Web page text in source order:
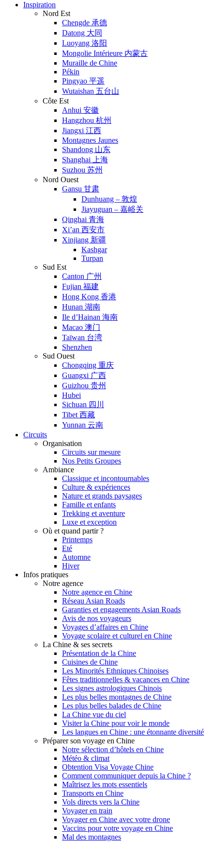
Inspiration
Nord Est
Chengde 承德
Datong 大同
Luoyang 洛阳
Mongolie Intérieure 内蒙古
Muraille de Chine
Pékin
Pingyao 平遥
Wutaishan 五台山
Côte Est
Anhui 安徽
Hangzhou 杭州
Jiangxi 江西
Montagnes Jaunes
Shandong 山东
Shanghai 上海
Suzhou 苏州
Nord Ouest
Gansu 甘肃
Dunhuang – 敦煌
Jiayuguan – 嘉峪关
Qinghai 青海
Xi’an 西安市
Xinjiang 新疆
Kashgar
Turpan
Sud Est
Canton 广州
Fujian 福建
Hong Kong 香港
Hunan 湖南
Ile d’Hainan 海南
Macao 澳门
Taïwan 台湾
Shenzhen
Sud Ouest
Chongqing 重庆
Guangxi 广西
Guizhou 贵州
Hubei
Sichuan 四川
Tibet 西藏
Yunnan 云南
Circuits
Organisation
Circuits sur mesure
Nos Petits Groupes
Ambiance
Classique et incontournables
Culture & expériences
Nature et grands paysages
Famille et enfants
Trekking et aventure
Luxe et exception
Où et quand partir ?
Printemps
Eté
Automne
Hiver
Infos pratiques
Notre agence
Notre agence en Chine
Réseau Asian Roads
Garanties et engagements Asian Roads
Avis de nos voyageurs
Voyages d’affaires en Chine
Voyage scolaire et culturel en Chine
La Chine & ses secrets
Présentation de la Chine
Cuisines de Chine
Les Minorités Ethniques Chinoises
Fêtes traditionnelles & vacances en Chine
Les signes astrologiques Chinois
Les plus belles montagnes de Chine
Les plus belles balades de Chine
La Chine vue du ciel
Visiter la Chine pour voir le monde
Les langues en Chine : une étonnante diversité
Préparer son voyage en Chine
Notre sélection d’hôtels en Chine
Météo & climat
Obtention Visa Voyage Chine
Comment communiquer depuis la Chine ?
Maîtrisez les mots essentiels
Transports en Chine
Vols directs vers la Chine
Voyager en train
Voyager en Chine avec votre drone
Vaccins pour votre voyage en Chine
Mal des montagnes